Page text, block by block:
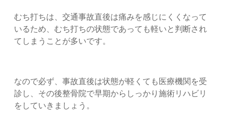
むち打ちは、交通事故直後は痛みを感じにくくなって
いるため、むち打ちの状態であっても軽いと判断され
てしまうことが多いです。
なので必ず、事故直後は状態が軽くても医療機関を受
診し、その後整骨院で早期からしっかり施術リハビリ
をしていきましょう。